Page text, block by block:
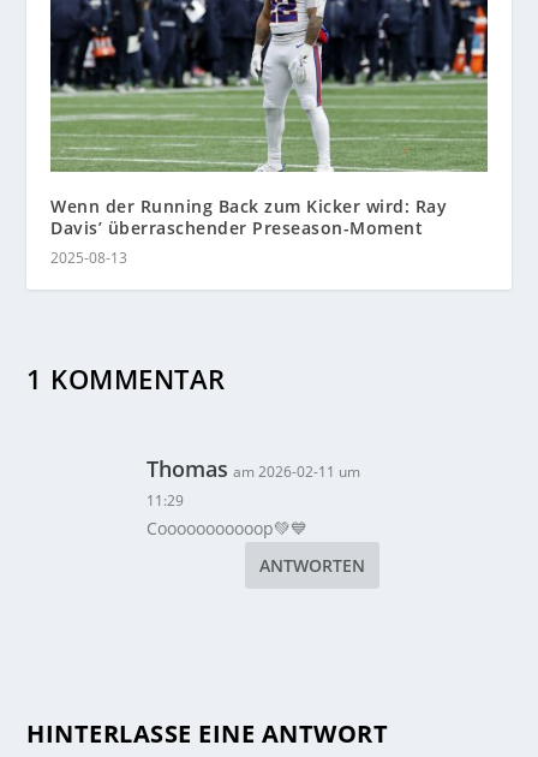
Wenn der Running Back zum Kicker wird: Ray
Davis’ überraschender Preseason-Moment
2025-08-13
1 KOMMENTAR
Thomas am 2026-02-11 um
11:29
Cooooooooooop💚💙
ANTWORTEN
HINTERLASSE EINE ANTWORT